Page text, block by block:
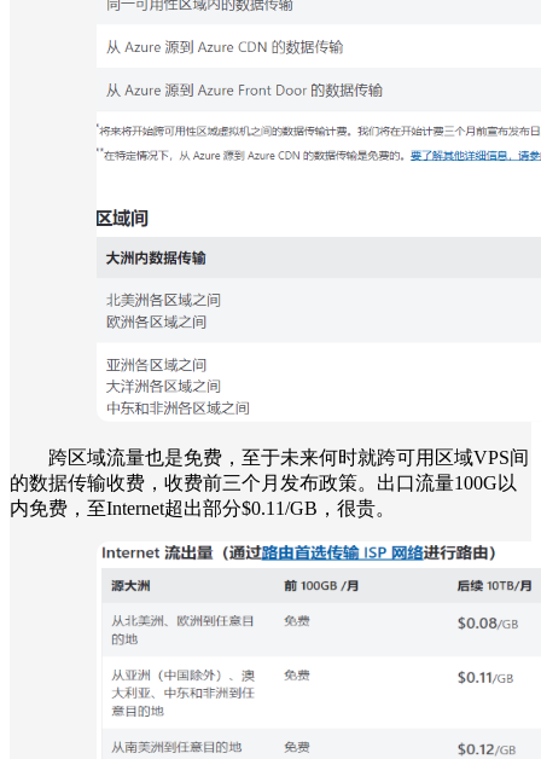
跨区域流量也是免费，至于未来何时就跨可用区域VPS间
的数据传输收费，收费前三个月发布政策。出口流量100G以
内免费，至Internet超出部分$0.11/GB，很贵。